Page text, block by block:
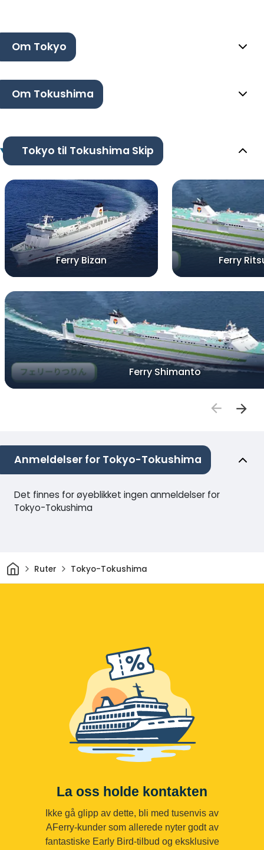
Om Tokyo
Om Tokushima
Tokyo til Tokushima Skip
Ferry Bizan Ferry
Ferry Shimanto
Anmeldelser for Tokyo-Tokushima
Det finnes for øyeblikket ingen anmeldelser for
Tokyo-Tokushima
HjemRuter Tokyo-Tokushima
La oss holde kontakten
Ikke gå glipp av dette, bli med tusenvis av
AFerry-kunder som allerede nyter godt av
fantastiske Early Bird-tilbud og eksklusive